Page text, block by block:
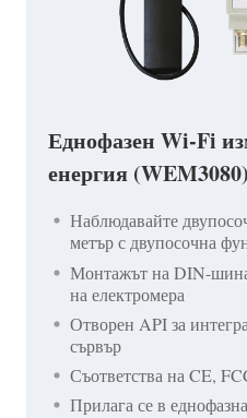
Еднофазен Wi-Fi
енергия (WEM3080)
Наблюдавайте
метър с двупосочна
Монтажът на DIN-шина
на електромера
Отворен API за
сървър
Съответства на CE,
Прилага се в